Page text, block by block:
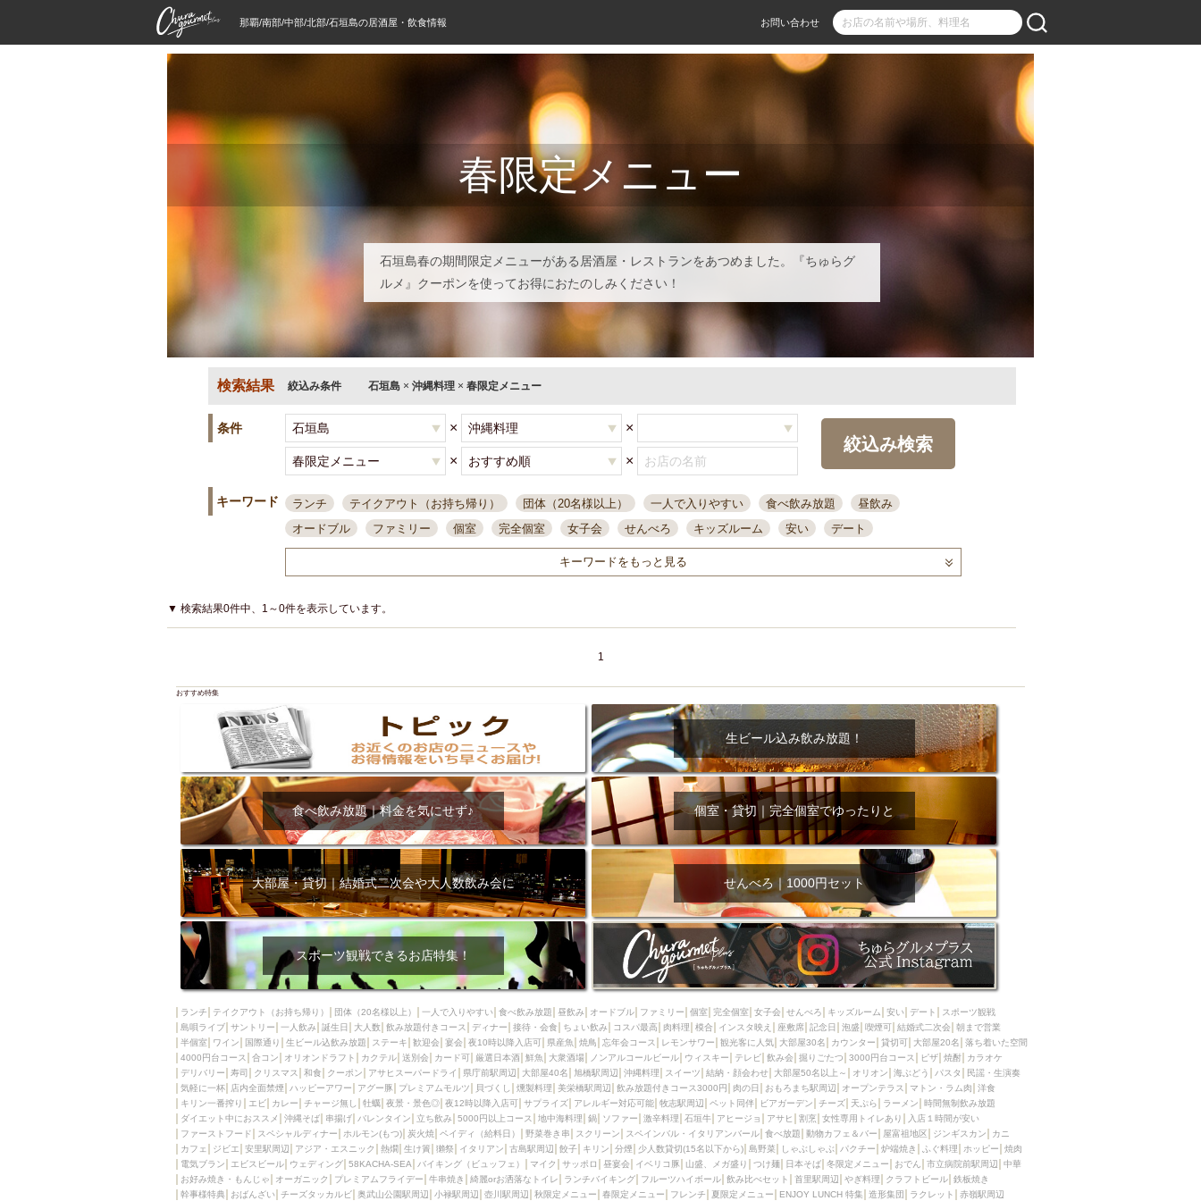
那覇/南部/中部/北部/石垣島の居酒屋・飲食情報 お問い合わせ
春限定メニュー
石垣島春の期間限定メニューがある居酒屋・レストランをあつめました。『ちゅらグ
ルメ』クーポンを使ってお得におたのしみください！
検索結果 絞込み条件 石垣島 × 沖縄料理 × 春限定メニュー
条件 × ×
× ×
絞込み検索
キーワード ランチ テイクアウト（お持ち帰り） 団体（20名様以上） 一人で入りやすい 食べ飲み放題
昼飲み
オードブル
ファミリー 個室 完全個室 女子会 せんべろ キッズルーム 安い
デート
一人飲み 誕生日 大人数
接待・会食
ちょい飲み コスパ最高 肉料理 模合 インスタ映え 座敷席 記念日 泡盛
喫煙可
結婚式二次会
夜10時以降入店可
県産魚 焼鳥 忘年会コース レモンサワー 観光客に人気 大部屋30名
カウンター
4000円台コース
デリバリー 寿司 クリスマス 和食
クーポン
アサヒスーパードライ
県庁前駅周辺 旭橋駅周辺 沖縄料理 スイーツ
結納・顔会わせ
大部屋50名以上～
オリオン 海ぶどう 民謡・生演奏 気軽に一杯
店内全面禁煙
ハッピーアワー
アグー豚 プレミアムモルツ 貝づくし 燻製料理
美栄橋駅周辺
飲み放題付きコース3000円
肉の日 おもろまち駅周辺 オープンテラス マトン・ラム肉
洋食
キリン一番搾り
エビ カレー チャージ無し 牡蠣 夜景・景色◎ 夜12時以降入店可
サプライズ
アレルギー対応可能
牧志駅周辺 ペット同伴 ビアガーデン 天ぷら
時間無制飲み放題
ダイエット中におススメ
沖縄そば 串揚げ バレンタイン 立ち飲み 5000円以上コース 地中海料理
鍋
ソファー
激辛料理 石垣牛 アヒージョ アサヒ 割烹 女性専用トイレあり
入店１時間が安い
ファーストフード
スペシャルディナー ホルモン(もつ) 炭火焼 ペイディ（給料日）
野菜巻き串
スクリーン
スペインバル・イタリアンバール 食べ放題 動物カフェ＆バー 屋富祖地区
ジンギスカン
カニ
カフェ ジビエ 安里駅周辺 アジア・エスニック 熱燗 生け簀 獺祭 イタリアン
古島駅周辺
分煙 少人数貸切(15名以下から) しゃぶしゃぶ パクチー 炉端焼き
ふぐ料理
ホッピー
焼肉 電気ブラン エビスビール ウェディング 58KACHA-SEA
バイキング（ビュッフェ）
マイク
サッポロ 昼宴会 イベリコ豚 山盛、メガ盛り つけ麺 日本そば 冬限定メニュー
おでん
市立病院前駅周辺
中華 お好み焼き・もんじゃ オーガニック プレミアムフライデー
牛串焼き
綺麗orお洒落なトイレ
ランチバイキング フルーツハイボール 飲み比べセット 首里駅周辺
やぎ料理
クラフトビール
鉄板焼き 幹事様特典 おばんざい チーズタッカルビ 奥武山公園駅周辺
小禄駅周辺
壺川駅周辺
秋限定メニュー 春限定メニュー フレンチ 夏限定メニュー ENJOY LUNCH 特集
造形集団
ラクレット
赤嶺駅周辺 シードル 那覇空港駅周辺 儀保駅周辺
キーワードをもっと見る
▼ 検索結果0件中、1～0件を表示しています。
1
おすすめ特集
生ビール込み飲み放題！
食べ飲み放題｜料金を気にせず♪ 個室・貸切｜完全個室でゆったりと
大部屋・貸切｜結婚式二次会や大人数飲み会に せんべろ｜1000円セット
スポーツ観戦できるお店特集！
ランチ テイクアウト（お持ち帰り） 団体（20名様以上） 一人で入りやすい 食べ飲み放題 昼飲み オードブル ファミリー 個室 完全個室 女子会 せんべろ キッズルーム 安い デート
スポーツ観戦
島唄ライブ サントリー 一人飲み 誕生日 大人数 飲み放題付きコース ディナー 接待・会食 ちょい飲み コスパ最高 肉料理 模合 インスタ映え 座敷席 記念日 泡盛 喫煙可 結婚式二次会 朝まで営業
半個室
ワイン 国際通り 生ビール込飲み放題 ステーキ 歓迎会 宴会 夜10時以降入店可 県産魚 焼鳥 忘年会コース レモンサワー 観光客に人気 大部屋30名 カウンター 貸切可 大部屋20名
落ち着いた空間
4000円台コース
合コン オリオンドラフト カクテル 送別会 カード可 厳選日本酒 鮮魚 大衆酒場 ノンアルコールビール ウィスキー テレビ 飲み会 掘りごたつ 3000円台コース ピザ 焼酎
カラオケ
デリバリー
寿司 クリスマス 和食 クーポン アサヒスーパードライ 県庁前駅周辺 大部屋40名 旭橋駅周辺 沖縄料理 スイーツ 結納・顔会わせ 大部屋50名以上～ オリオン 海ぶどう パスタ
民謡・生演奏
気軽に一杯
店内全面禁煙 ハッピーアワー アグー豚 プレミアムモルツ 貝づくし 燻製料理 美栄橋駅周辺 飲み放題付きコース3000円 肉の日 おもろまち駅周辺 オープンテラス マトン・ラム肉
洋食
キリン一番搾り
エビ カレー チャージ無し 牡蠣 夜景・景色◎ 夜12時以降入店可 サプライズ アレルギー対応可能 牧志駅周辺 ペット同伴 ビアガーデン チーズ 天ぷら ラーメン
時間無制飲み放題
ダイエット中におススメ
沖縄そば 串揚げ バレンタイン 立ち飲み 5000円以上コース 地中海料理 鍋 ソファー 激辛料理 石垣牛 アヒージョ アサヒ 割烹 女性専用トイレあり
入店１時間が安い
ファーストフード
スペシャルディナー ホルモン(もつ) 炭火焼 ペイディ（給料日） 野菜巻き串 スクリーン スペインバル・イタリアンバール 食べ放題 動物カフェ＆バー 屋富祖地区 ジンギスカン
カニ
カフェ
ジビエ 安里駅周辺 アジア・エスニック 熱燗 生け簀 獺祭 イタリアン 古島駅周辺 餃子 キリン 分煙 少人数貸切(15名以下から) 島野菜 しゃぶしゃぶ パクチー 炉端焼き ふぐ料理 ホッピー
焼肉
電気ブラン
エビスビール ウェディング 58KACHA-SEA バイキング（ビュッフェ） マイク サッポロ 昼宴会 イベリコ豚 山盛、メガ盛り つけ麺 日本そば 冬限定メニュー おでん 市立病院前駅周辺
中華
お好み焼き・もんじゃ
オーガニック プレミアムフライデー 牛串焼き 綺麗orお洒落なトイレ ランチバイキング フルーツハイボール 飲み比べセット 首里駅周辺 やぎ料理 クラフトビール 鉄板焼き
幹事様特典
おばんざい チーズタッカルビ 奥武山公園駅周辺 小禄駅周辺 壺川駅周辺 秋限定メニュー 春限定メニュー フレンチ 夏限定メニュー ENJOY LUNCH 特集 造形集団 ラクレット 赤嶺駅周辺